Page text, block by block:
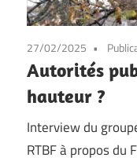
27/02/2025
Autorités
hauteur ?
Interview du
RTBF à propos du